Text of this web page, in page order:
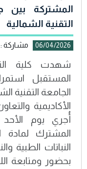
المشتركة بين
التقنية الشمالية
06/04/2026 مشاركة :
شهدت كلية
المستقبل
الجامعة التقنية
الأكاديمية
المشترك لمادة
النباتات الطبية
بحضور ومتابعة